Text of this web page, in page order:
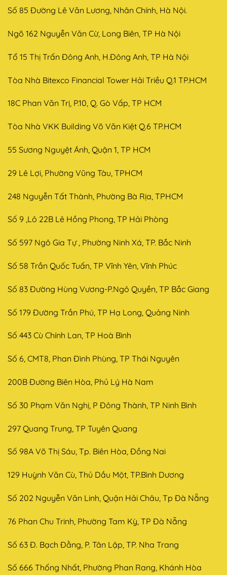
Số 85 Đường Lê Văn Lương, Nhân Chính, Hà Nội.
Ngõ 162 Nguyễn Văn Cừ, Long Biên, TP Hà Nội
Tổ 15 Thị Trấn Đông Anh, H.Đông Anh, TP Hà Nội
Tòa Nhà Bitexco Financial Tower Hải Triều Q.1 TP.HCM
18C Phan Văn Trị, P.10, Q. Gò Vấp, TP HCM
Tòa Nhà VKK Building Võ Văn Kiệt Q.6 TP.HCM
55 Sương Nguyệt Ánh, Quận 1, TP HCM
29 Lê Lợi, Phường Vũng Tàu, TPHCM
248 Nguyễn Tất Thành, Phường Bà Rịa, TPHCM
Số 9 ,Lô 22B Lê Hồng Phong, TP Hải Phòng
Số 597 Ngô Gia Tự , Phường Ninh Xá, TP. Bắc Ninh
Số 58 Trần Quốc Tuấn, TP Vĩnh Yên, Vĩnh Phúc
Số 83 Đường Hùng Vương-P.Ngô Quyền, TP Bắc Giang
Số 179 Đường Trần Phú, TP Hạ Long, Quảng Ninh
Số 443 Cù Chính Lan, TP Hoà Bình
Số 6, CMT8, Phan Đình Phùng, TP Thái Nguyên
200B Đường Biên Hòa, Phủ Lý Hà Nam
Số 30 Phạm Văn Nghị, P Đông Thành, TP Ninh Bình
297 Quang Trung, TP Tuyên Quang
Số 98A Võ Thị Sáu, Tp. Biên Hòa, Đồng Nai
129 Huỳnh Văn Cù, Thủ Dầu Một, TP.Bình Dương
Số 202 Nguyễn Văn Linh, Quận Hải Châu, Tp Đà Nẵng
76 Phan Chu Trinh, Phường Tam Kỳ, TP Đà Nẵng
Số 63 Đ. Bạch Đằng, P. Tân Lập, TP. Nha Trang
Số 666 Thống Nhất, Phường Phan Rang, Khánh Hòa